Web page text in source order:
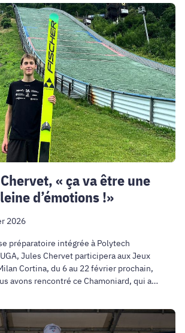
« ça va être une
d’émotions !»
2026
préparatoire intégrée à Polytech
Jules Chervet participera aux Jeux
Cortina, du 6 au 22 février prochain,
avons rencontré ce Chamoniard, qui a